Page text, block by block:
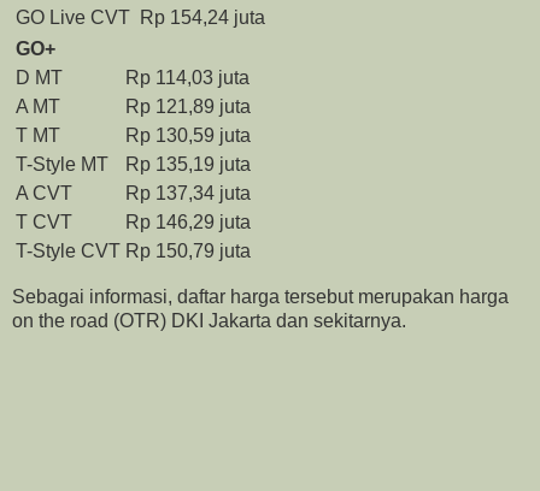
GO Live CVT Rp 154,24 juta
GO+
D MT
Rp 114,03 juta
A MT
Rp 121,89 juta
T MT
Rp 130,59 juta
T-Style MT
Rp 135,19 juta
A CVT
Rp 137,34 juta
T CVT
Rp 146,29 juta
T-Style CVT Rp 150,79 juta
Sebagai informasi, daftar harga tersebut merupakan harga
on the road (OTR) DKI Jakarta dan sekitarnya.